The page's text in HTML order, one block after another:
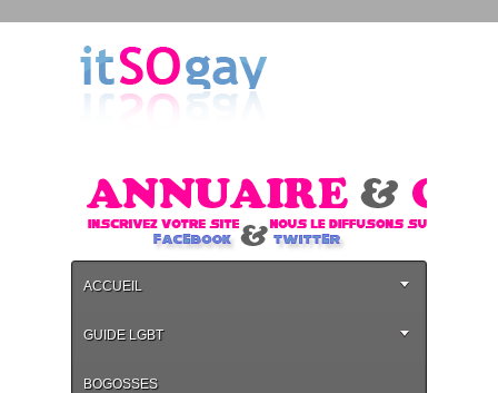
ACCUEIL
GUIDE LGBT
BOGOSSES